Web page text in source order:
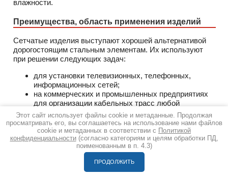
влажности.
Преимущества, область применения изделий
Сетчатые изделия выступают хорошей альтернативой
дорогостоящим стальным элементам. Их используют
при решении следующих задач:
для установки телевизионных, телефонных,
информационных сетей;
на коммерческих и промышленных предприятиях
для организации кабельных трасс любой
сложности;
при укладке силовых и слаботочных линий;
в жилых помещениях, где требуется визуальный
контроль за состоянием кабелей;
для установки силовой и сигнальной проводки.
К преимуществам проволочных кабельных лотков
Этот сайт использует файлы cookie и метаданные. Продолжая
просматривать его, вы соглашаетесь на использование нами файлов
cookie и метаданных в соответствии с Политикой
конфиденциальности(согласно категориям и целям обработки ПД,
поименованным в п. 4.3)
ПРОДОЛЖИТЬ